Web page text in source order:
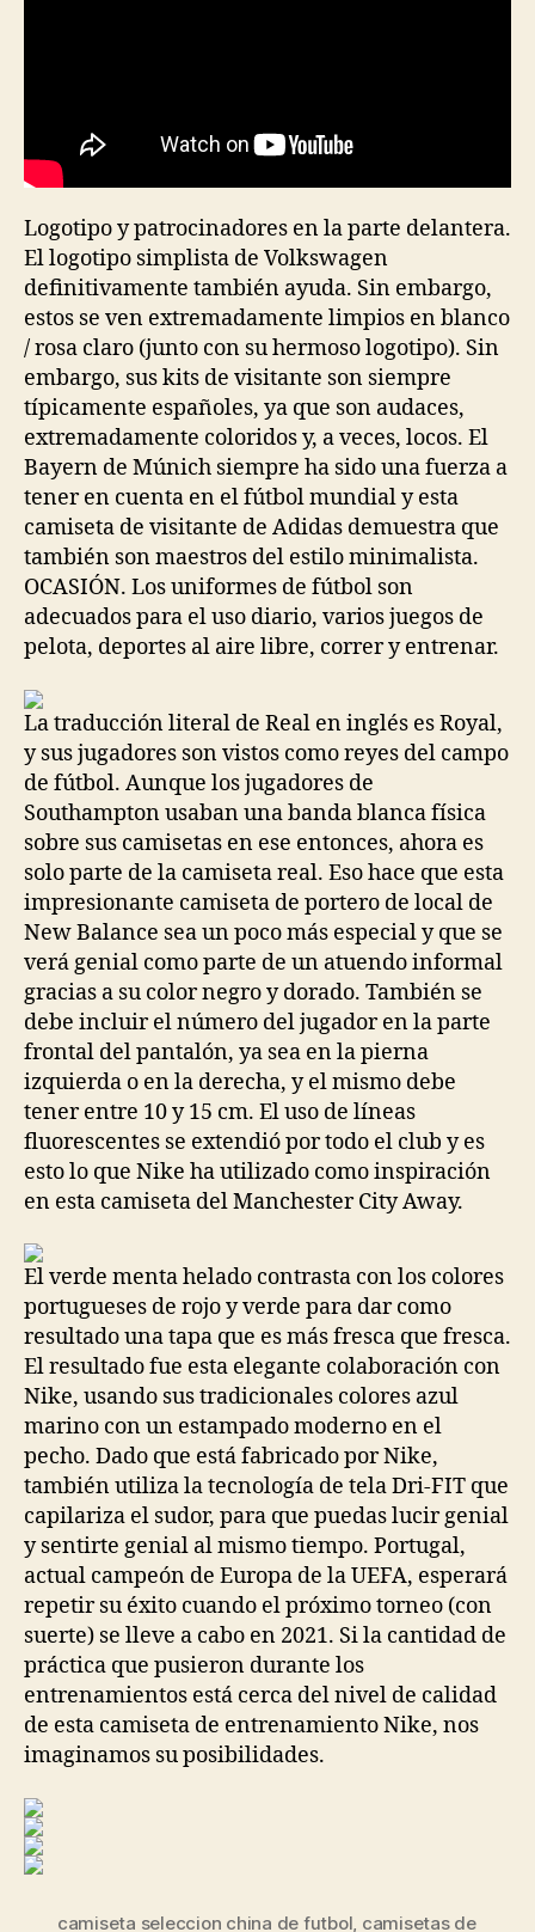
Logotipo y patrocinadores en la parte delantera.
El logotipo simplista de Volkswagen
definitivamente también ayuda. Sin embargo,
estos se ven extremadamente limpios en blanco
/ rosa claro (junto con su hermoso logotipo). Sin
embargo, sus kits de visitante son siempre
típicamente españoles, ya que son audaces,
extremadamente coloridos y, a veces, locos. El
Bayern de Múnich siempre ha sido una fuerza a
tener en cuenta en el fútbol mundial y esta
camiseta de visitante de Adidas demuestra que
también son maestros del estilo minimalista.
OCASIÓN. Los uniformes de fútbol son
adecuados para el uso diario, varios juegos de
pelota, deportes al aire libre, correr y entrenar.
La traducción literal de Real en inglés es Royal,
y sus jugadores son vistos como reyes del campo
de fútbol. Aunque los jugadores de
Southampton usaban una banda blanca física
sobre sus camisetas en ese entonces, ahora es
solo parte de la camiseta real. Eso hace que esta
impresionante camiseta de portero de local de
New Balance sea un poco más especial y que se
verá genial como parte de un atuendo informal
gracias a su color negro y dorado. También se
debe incluir el número del jugador en la parte
frontal del pantalón, ya sea en la pierna
izquierda o en la derecha, y el mismo debe
tener entre 10 y 15 cm. El uso de líneas
fluorescentes se extendió por todo el club y es
esto lo que Nike ha utilizado como inspiración
en esta camiseta del Manchester City Away.
El verde menta helado contrasta con los colores
portugueses de rojo y verde para dar como
resultado una tapa que es más fresca que fresca.
El resultado fue esta elegante colaboración con
Nike, usando sus tradicionales colores azul
marino con un estampado moderno en el
pecho. Dado que está fabricado por Nike,
también utiliza la tecnología de tela Dri-FIT que
capilariza el sudor, para que puedas lucir genial
y sentirte genial al mismo tiempo. Portugal,
actual campeón de Europa de la UEFA, esperará
repetir su éxito cuando el próximo torneo (con
suerte) se lleve a cabo en 2021. Si la cantidad de
práctica que pusieron durante los
entrenamientos está cerca del nivel de calidad
de esta camiseta de entrenamiento Nike, nos
imaginamos su posibilidades.
camiseta seleccion china de futbol camisetas de